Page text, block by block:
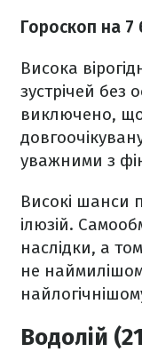
Гороскоп на 7
Висока
зустрічей
виключено, що
уважними з
Високі шанси
ілюзій.
наслідки, а
не
Водолій